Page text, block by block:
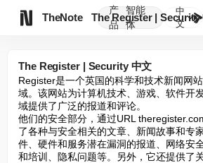
TheNote
产
品
智能
体
The Register | Security
中
文
The Register | Security 中文
Register是一个英国的科学和技术新闻网
域。该网站为计算机技术、游戏、软件开
域提供了广泛的报道和评论。
他们的安全部分，通过URL
了各种与安全相关的文章、新闻故事和专
件、硬件和服务潜在漏洞的报道、网络安
和培训、隐私问题等。另外，它还提供了